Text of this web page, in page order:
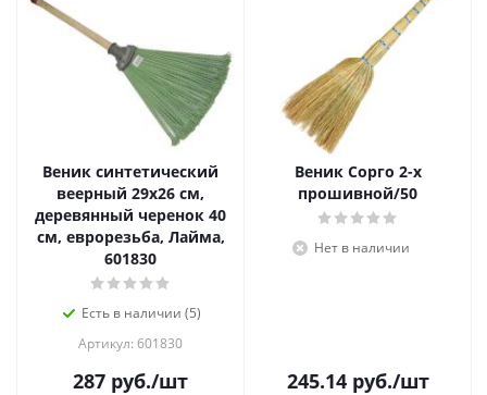
Веник синтетический
веерный 29х26 см,
деревянный черенок 40
см, еврорезьба, Лайма,
601830
Есть в наличии (5)
Артикул: 601830
287 руб./шт
Веник Сорго 2-х
прошивной/50
Нет в наличии
245.14руб./шт